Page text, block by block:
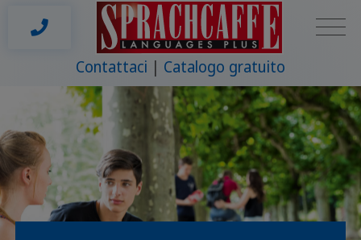
Contattaci Catalogo gratuito